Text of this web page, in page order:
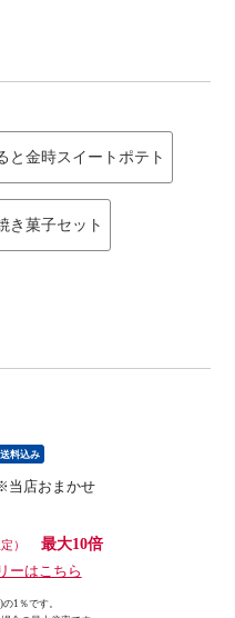
と金時スイートポテト
き菓子セット
送料込み
当店おまかせ
）
最大10倍
ーはこちら
1％です。